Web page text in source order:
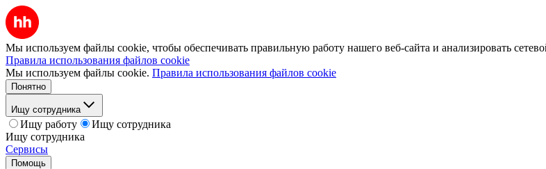
Мы используем файлы cookie, чтобы обеспечивать правильную работу нашего веб-сайта и анализировать
Правила использования файлов cookie
Мы используем файлы cookie. Правила использования файлов cookie
Понятно
Ищу сотрудника
Ищу работу
Ищу сотрудника
Ищу сотрудника
Сервисы
Помощь